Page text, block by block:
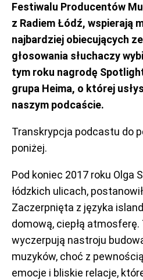
Festiwalu Producentów
z Radiem Łódź, wspierają
najbardziej obiecujących
głosowania słuchaczy
tym roku nagrodę
grupa Heima, o której
naszym podcaście.
Transkrypcja podcastu do
poniżej.
Pod koniec 2017 roku Olga
łódzkich ulicach,
Zaczerpnięta z języka
domową, ciepłą atmosferę.
wyczerpują nastroju
muzyków, choć z
emocje i bliskie relacje,